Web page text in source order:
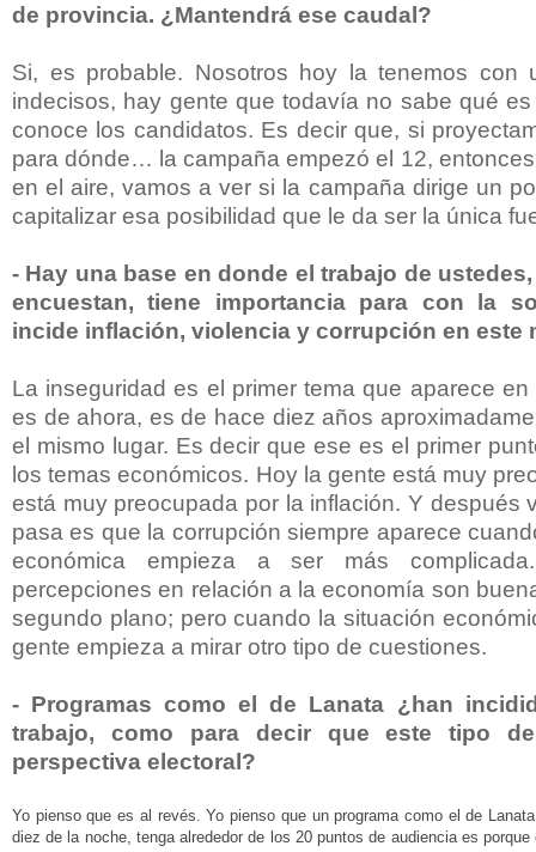
de provincia. ¿Mantendrá ese caudal?
Si, es probable. Nosotros hoy la tenemos con
indecisos, hay gente que todavía no sabe qué
conoce los candidatos. Es decir que, si
para dónde… la campaña empezó el 12,
en el aire, vamos a ver si la campaña dirige un
capitalizar esa posibilidad que le da ser la única
- Hay una base en donde el trabajo de
encuestan, tiene importancia para con la
incide inflación, violencia y corrupción en este
La inseguridad es el primer tema que aparece
es de ahora, es de hace diez años
el mismo lugar. Es decir que ese es el primer
los temas económicos. Hoy la gente está muy
está muy preocupada por la inflación. Y después
pasa es que la corrupción siempre aparece
económica empieza a ser más
percepciones en relación a la economía son
segundo plano; pero cuando la situación
gente empieza a mirar otro tipo de cuestiones.
- Programas como el de Lanata ¿han
trabajo, como para decir que este tipo
perspectiva electoral?
Yo pienso que es al revés. Yo pienso que un programa como el de
diez de la noche, tenga alrededor de los 20 puntos de audiencia es